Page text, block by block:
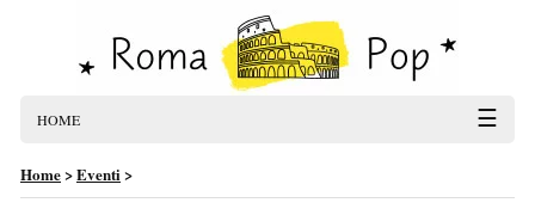
HOME ☰
Home>Eventi>